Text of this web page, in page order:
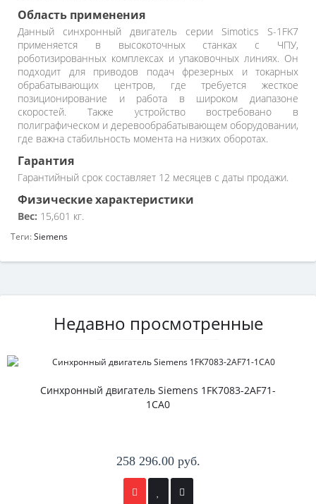
Область применения
Данный синхронный двигатель серии Simotics S-1FK7
применяется в высокоточных станках с ЧПУ,
роботизированных комплексах и упаковочных линиях. Он
подходит для приводов подач фрезерных и токарных
обрабатывающих центров, где требуется жесткое
позиционирование и работа в широком диапазоне
скоростей. Также устройство востребовано в
полиграфическом и деревообрабатывающем оборудовании,
где важна стабильность момента на низких оборотах.
Гарантия
Гарантийный срок составляет 12 месяцев с даты продажи.
Физические характеристики
Вес: 15,601 кг.
Теги:Siemens
Недавно просмотренные
Синхронный двигатель Siemens 1FK7083-2AF71-
1CA0
258 296.00 руб.